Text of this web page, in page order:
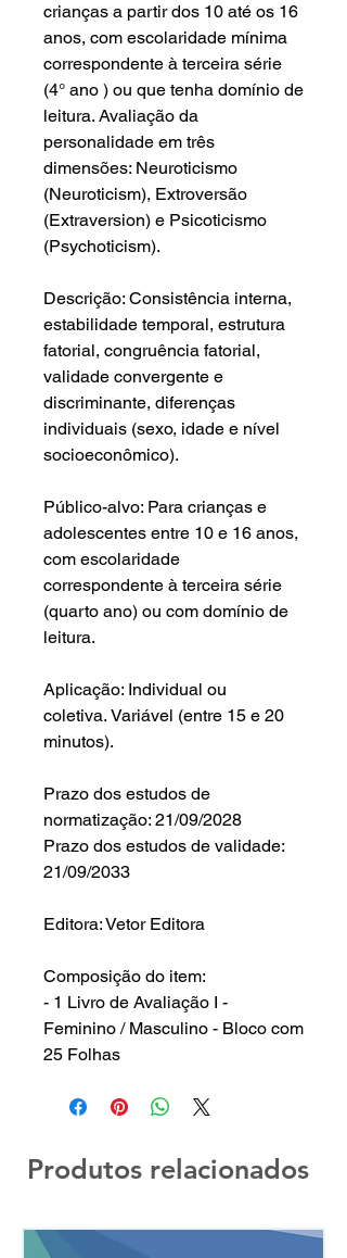
crianças a partir dos 10 até os 16
anos, com escolaridade mínima
correspondente à terceira série
(4° ano ) ou que tenha domínio de
leitura. Avaliação da
personalidade em três
dimensões: Neuroticismo
(Neuroticism), Extroversão
(Extraversion) e Psicoticismo
(Psychoticism).
Descrição: Consistência interna,
estabilidade temporal, estrutura
fatorial, congruência fatorial,
validade convergente e
discriminante, diferenças
individuais (sexo, idade e nível
socioeconômico).
Público-alvo: Para crianças e
adolescentes entre 10 e 16 anos,
com escolaridade
correspondente à terceira série
(quarto ano) ou com domínio de
leitura.
Aplicação: Individual ou
coletiva. Variável (entre 15 e 20
minutos).
Prazo dos estudos de
normatização: 21/09/2028
Prazo dos estudos de validade:
21/09/2033
Editora: Vetor Editora
Composição do item:
- 1 Livro de Avaliação I -
Feminino / Masculino - Bloco com
25 Folhas
Produtos relacionados